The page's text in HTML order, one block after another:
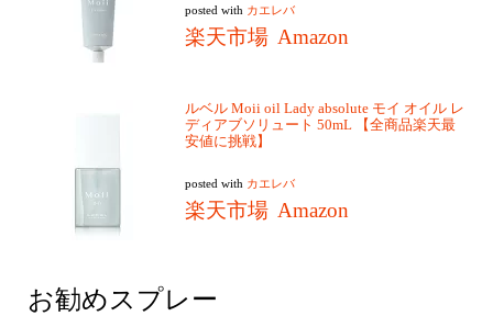
posted with カエレバ
楽天市場 Amazon
ルベル Moii oil Lady absolute モイ オイル レ
ディアブソリュート 50mL 【全商品楽天最
安値に挑戦】
posted with カエレバ
楽天市場 Amazon
お勧めスプレー